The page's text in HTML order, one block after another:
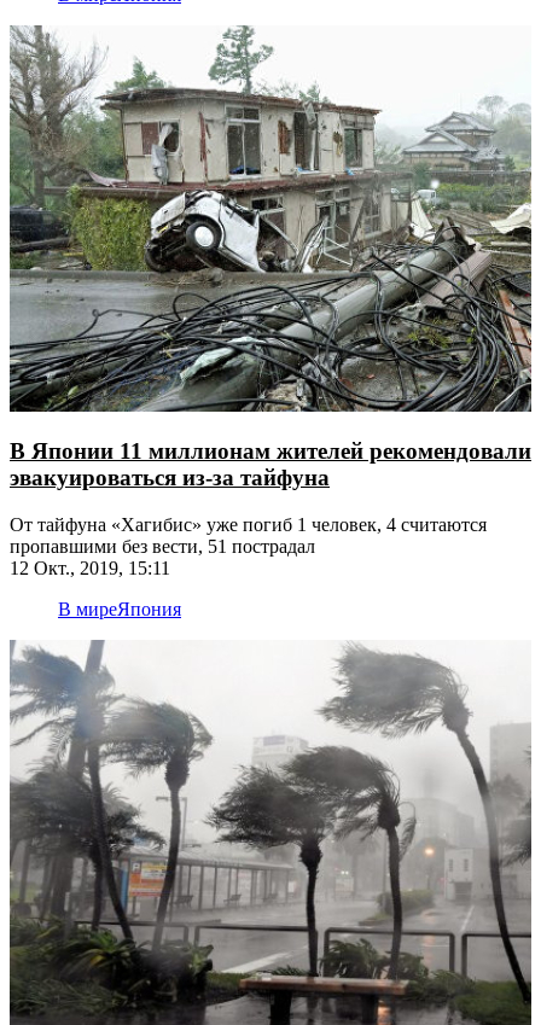
В Японии 11 миллионам жителей рекомендовали
эвакуироваться из-за тайфуна
От тайфуна «Хагибис» уже погиб 1 человек, 4 считаются
пропавшими без вести, 51 пострадал
12 Окт., 2019, 15:11
В миреЯпония